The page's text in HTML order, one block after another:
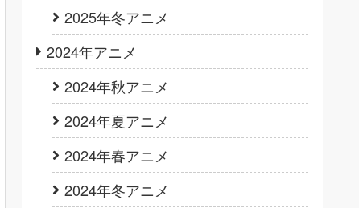
2025年冬アニメ
2024年アニメ
2024年秋アニメ
2024年夏アニメ
2024年春アニメ
2024年冬アニメ